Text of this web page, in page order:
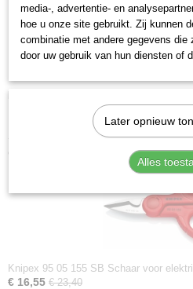
Snijcapaciteit Cu-kabel,
Snijcapaciteit Cu-kabel,
Scharnier type:
geschroefd
Datasheet specificaties
Knipex 95 05 155 SB Schaar voor
€ 16,55 € 23,40
media-, advertentie- en
hoe u onze site gebruikt. Zij kunnen
combinatie met andere gegevens die
door uw gebruik van hun diensten of
Later opnieuw
Alles